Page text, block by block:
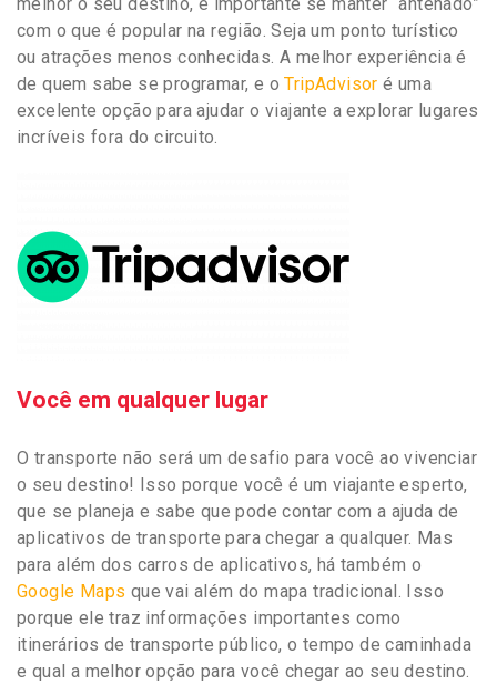
com o que é popular na região. Seja um ponto turístico
ou atrações menos conhecidas. A melhor experiência é
de quem sabe se programar, e oTripAdvisor é uma
excelente opção para ajudar o viajante a explorar lugares
incríveis fora do circuito.
Você em qualquer lugar
O transporte não será um desafio para você ao vivenciar
o seu destino! Isso porque você é um viajante esperto,
que se planeja e sabe que pode contar com a ajuda de
aplicativos de transporte para chegar a qualquer. Mas
para além dos carros de aplicativos, há também o
Google Maps que vai além do mapa tradicional. Isso
porque ele traz informações importantes como
itinerários de transporte público, o tempo de caminhada
e qual a melhor opção para você chegar ao seu destino.